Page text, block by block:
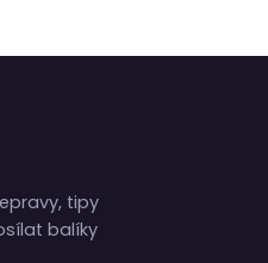
tipy
balíky